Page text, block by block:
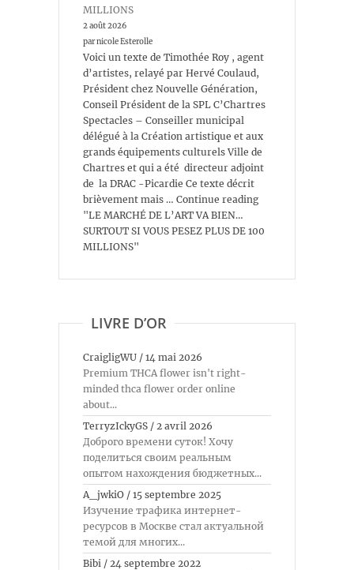
MILLIONS
2 août 2026
par nicole Esterolle
Voici un texte de Timothée Roy , agent
d’artistes, relayé par Hervé Coulaud,
Président chez Nouvelle Génération,
Conseil Président de la SPL C’Chartres
Spectacles – Conseiller municipal
délégué à la Création artistique et aux
grands équipements culturels Ville de
Chartres et qui a été directeur adjoint
de la DRAC -Picardie Ce texte décrit
brièvement mais … Continue reading
"LE MARCHÉ DE L’ART VA BIEN…
SURTOUT SI VOUS PESEZ PLUS DE 100
MILLIONS"
LIVRE D’OR
CraigligWU / 14 mai 2026
Premium THCA flower isn't right-
minded thca flower order online
about...
TerryzIckyGS / 2 avril 2026
Доброго времени суток! Хочу
поделиться своим реальным
опытом нахождения бюджетных...
A_jwkiO / 15 septembre 2025
Изучение трафика интернет-
ресурсов в Москве стал актуальной
темой для многих...
Bibi / 24 septembre 2022